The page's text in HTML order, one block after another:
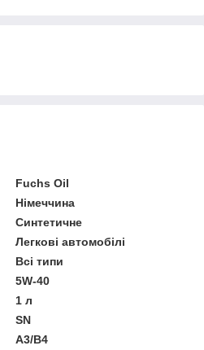
Fuchs Oil
Німеччина
Синтетичне
Легкові автомобілі
Всі типи
5W-40
1 л
SN
A3/B4